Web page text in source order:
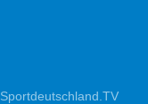
Sportdeutschland.TV